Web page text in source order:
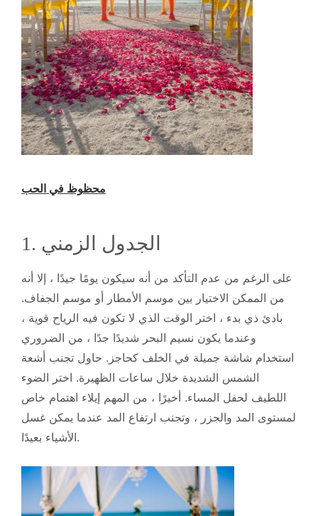
محظوظ في الحب
1. الجدول الزمني
على الرغم من عدم التأكد من أنه سيكون يومًا جيدًا ، إلا أنه
من الممكن الاختيار بين موسم الأمطار أو موسم الجفاف.
بادئ ذي بدء ، اختر الوقت الذي لا تكون فيه الرياح قوية ،
وعندما يكون نسيم البحر شديدًا جدًا ، من الضروري
استخدام شاشة جميلة في الخلف كحاجز. حاول تجنب أشعة
الشمس الشديدة خلال ساعات الظهيرة. اختر الضوء
اللطيف لحفل المساء. أخيرًا ، من المهم إيلاء اهتمام خاص
لمستوى المد والجزر ، وتجنب ارتفاع المد عندما يمكن غسل
الأشياء بعيدًا.